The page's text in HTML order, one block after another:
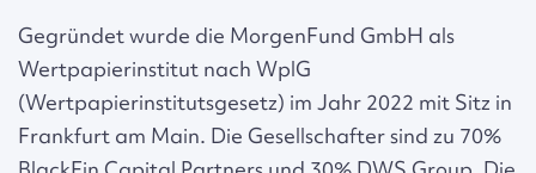
Gegründet wurde die MorgenFund GmbH als
Wertpapierinstitut nach WplG
(Wertpapierinstitutsgesetz) im Jahr 2022 mit Sitz in
Frankfurt am Main. Die Gesellschafter sind zu 70%